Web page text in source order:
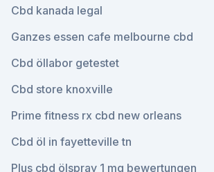
Cbd kanada legal
Ganzes essen cafe melbourne cbd
Cbd öllabor getestet
Cbd store knoxville
Prime fitness rx cbd new orleans
Cbd öl in fayetteville tn
Plus cbd ölspray 1 mg bewertungen